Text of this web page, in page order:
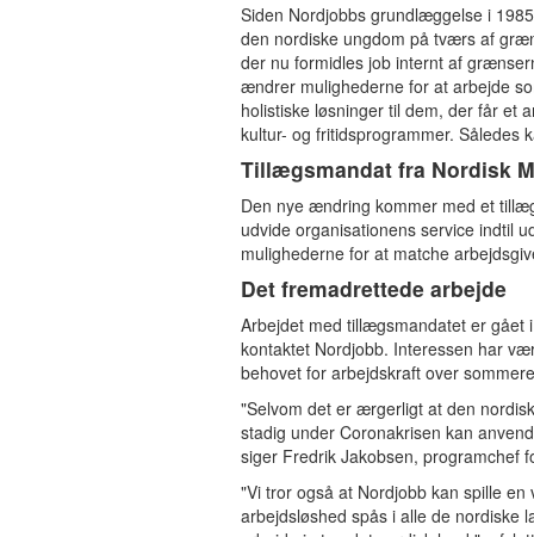
Siden Nordjobbs grundlæggelse i
den nordiske ungdom på tværs af
der nu formidles job internt af
ændrer mulighederne for at arbejde
holistiske løsninger til dem, der får et
kultur- og fritidsprogrammer.
Tillægsmandat fra Nordisk
Den nye ændring kommer med et
udvide organisationens service indtil
mulighederne for at matche
Det fremadrettede arbejde
Arbejdet med tillægsmandatet er gået
kontaktet Nordjobb. Interessen har
behovet for arbejdskraft over
"Selvom det er ærgerligt at den
stadig under Coronakrisen kan
siger Fredrik Jakobsen, programchef
"Vi tror også at Nordjobb kan spille
arbejdsløshed spås i alle de nordiske